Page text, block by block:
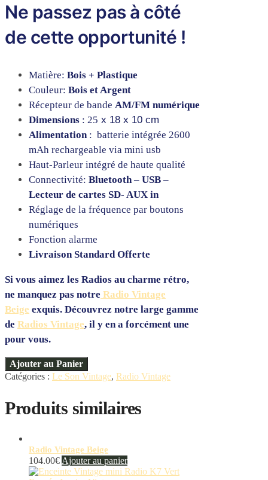
Ne passez pas à côté
de cette opportunité !
Matière: Bois + Plastique
Couleur: Bois et Argent
Récepteur de bande AM/FM numérique
Dimensions : 25 x 18 x 10 cm
Alimentation : batterie intégrée 2600
mAh rechargeable via mini usb
Haut-Parleur intégré de haute qualité
Connectivité: Bluetooth – USB –
Lecteur de cartes SD- AUX in
Réglage de la fréquence par boutons
numériques
Fonction alarme
Livraison Standard Offerte
Si vous aimez les Radios au charme rétro,
ne manquez pas notre Radio Vintage
Beige exquis. Découvrez notre large gamme
de Radios Vintage, il y en a forcément une
pour vous.
Ajouter au Panier
Catégories : Le Son Vintage, Radio Vintage
Produits similaires
Radio Vintage Beige
104.00€Ajouter au panier